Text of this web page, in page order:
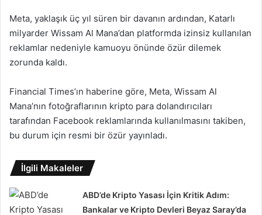
Meta, yaklaşık üç yıl süren bir davanın ardından, Katarlı
milyarder Wissam Al Mana’dan platformda izinsiz kullanılan
reklamlar nedeniyle kamuoyu önünde özür dilemek
zorunda kaldı.
Financial Times’ın haberine göre, Meta, Wissam Al
Mana’nın fotoğraflarının kripto para dolandırıcıları
tarafından Facebook reklamlarında kullanılmasını takiben,
bu durum için resmi bir özür yayınladı.
İlgili Makaleler
ABD’de Kripto Yasası İçin Kritik Adım:
Bankalar ve Kripto Devleri Beyaz Saray’da